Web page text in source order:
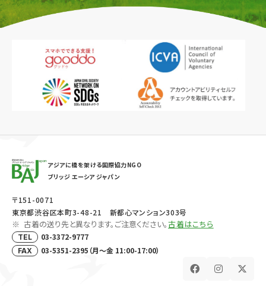
アジアに橋を架ける国際協力NGO
ブリッジ エーシア ジャパン
〒151-0071
東京都渋谷区本町3-48-21 新都心マンション303号
古着の送り先と異なります。ご注意ください。古着はこちら
TEL 03-3372-9777
FAX 03-5351-2395（月～金 11:00-17:00）